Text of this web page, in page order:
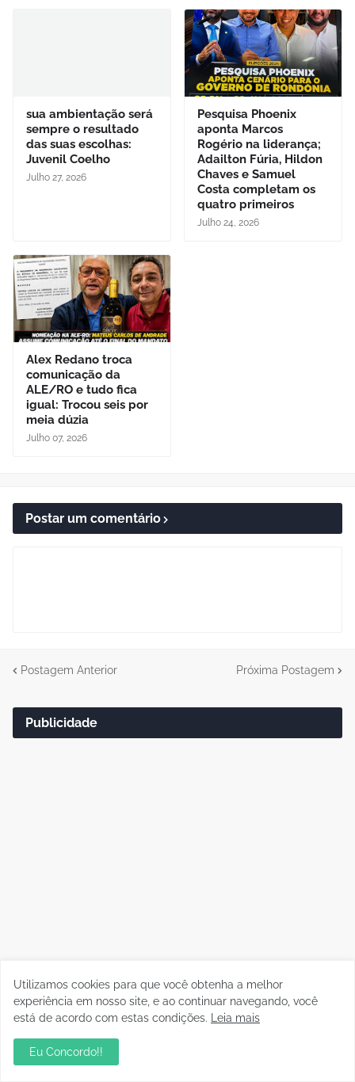
sua ambientação será
sempre o resultado
das suas escolhas:
Juvenil Coelho
Julho 27, 2026
Pesquisa Phoenix
aponta Marcos
Rogério na liderança;
Adailton Fúria, Hildon
Chaves e Samuel
Costa completam os
quatro primeiros
Julho 24, 2026
Alex Redano troca
comunicação da
ALE/RO e tudo fica
igual: Trocou seis por
meia dúzia
Julho 07, 2026
Postar um comentário
Postagem Anterior Próxima Postagem
Publicidade
Política
Utilizamos cookies para que você obtenha a melhor
experiência em nosso site, e ao continuar navegando, você
está de acordo com estas condições.
Leia mais
Eu Concordo!!